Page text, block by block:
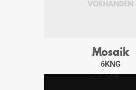
Mosaik
6KNG
3x3x0,5 cm